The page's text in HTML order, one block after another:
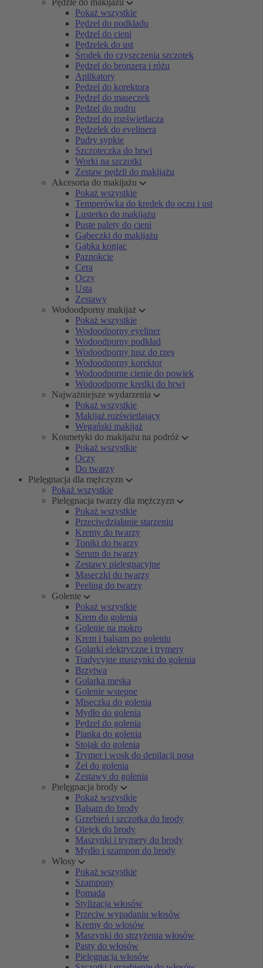
Pędzle do makijażu
Pokaż wszystkie
Pędzel do podkładu
Pędzel do cieni
Pędzelek do ust
Środek do czyszczenia szczotek
Pędzel do bronzera i różu
Aplikatory
Pędzel do korektora
Pędzel do maseczek
Pędzel do pudru
Pędzel do rozświetlacza
Pędzelek do eyelinera
Pudry sypkie
Szczoteczka do brwi
Worki na szczotki
Zestaw pędzli do makijażu
Akcesoria do makijażu
Pokaż wszystkie
Temperówka do kredek do oczu i ust
Lusterko do makijażu
Puste palety do cieni
Gąbeczki do makijażu
Gąbka konjac
Paznokcie
Cera
Oczy
Usta
Zestawy
Wodoodporny makijaż
Pokaż wszystkie
Wodoodporny eyeliner
Wodoodporny podkład
Wodoodporny tusz do rzęs
Wodoodporny korektor
Wodoodporne cienie do powiek
Wodoodporne kredki do brwi
Najważniejsze wydarzenia
Pokaż wszystkie
Makijaż rozświetlający
Wegański makijaż
Kosmetyki do makijażu na podróż
Pokaż wszystkie
Oczy
Do twarzy
Pielęgnacja dla mężczyzn
Pokaż wszystkie
Pielęgnacja twarzy dla mężczyzn
Pokaż wszystkie
Przeciwdziałanie starzeniu
Kremy do twarzy
Toniki do twarzy
Serum do twarzy
Zestawy pielęgnacyjne
Maseczki do twarzy
Peeling do twarzy
Golenie
Pokaż wszystkie
Krem do golenia
Golenie na mokro
Krem i balsam po goleniu
Golarki elektryczne i trymery
Tradycyjne maszynki do golenia
Brzytwa
Golarka męska
Golenie wstępne
Miseczka do golenia
Mydło do golenia
Pędzel do golenia
Pianka do golenia
Stojak do golenia
Trymer i wosk do depilacji nosa
Żel do golenia
Zestawy do golenia
Pielęgnacja brody
Pokaż wszystkie
Balsam do brody
Grzebień i szczotka do brody
Olejek do brody
Maszynki i trymery do brody
Mydło i szampon do brody
Włosy
Pokaż wszystkie
Szampony
Pomada
Stylizacja włosów
Przeciw wypadaniu włosów
Kremy do włosów
Maszynki do strzyżenia włosów
Pasty do włosów
Pielęgnacja włosów